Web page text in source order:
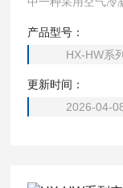
实验COD恒温加热
产品型号：
HX-HW系列
更新时间：
2026-04-